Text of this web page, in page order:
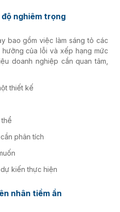
nghiêm trọng
bao gồm việc làm sáng tỏ các
của lỗi và xếp hạng mức
doanh nghiệp cần quan tâm,
thiết kế
phân tích
kiến thực hiện
nhân tiềm ẩn